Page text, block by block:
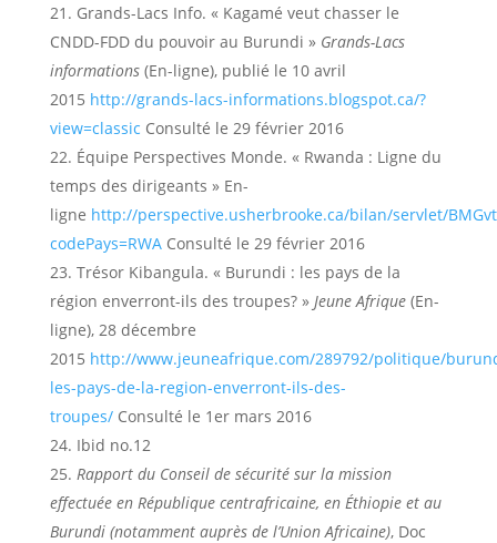
Grands-Lacs Info. « Kagamé veut chasser le
CNDD-FDD du pouvoir au Burundi » Grands-Lacs
informations(En-ligne), publié le 10 avril
2015 http://grands-lacs-informations.blogspot.ca/?
view=classic Consulté le 29 février 2016
Équipe Perspectives Monde. « Rwanda : Ligne du
temps des dirigeants » En-
ligne http://perspective.usherbrooke.ca/bilan/servlet/
codePays=RWAConsulté le 29 février 2016
Trésor Kibangula. « Burundi : les pays de la
région enverront-ils des troupes? » Jeune Afrique(En-
ligne), 28 décembre
2015 http://www.jeuneafrique.com/289792/politique/
les-pays-de-la-region-enverront-ils-des-
troupes/Consulté le 1er mars 2016
Ibid no.12
Rapport du Conseil de sécurité sur la mission
effectuée en République centrafricaine, en Éthiopie et au
Burundi (notamment auprès de l’Union Africaine), Doc